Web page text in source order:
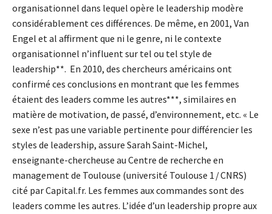
organisationnel dans lequel opère le leadership modère
considérablement ces différences. De même, en 2001, Van
Engel et al affirment que ni le genre, ni le contexte
organisationnel n’influent sur tel ou tel style de
leadership**. En 2010, des chercheurs américains ont
confirmé ces conclusions en montrant que les femmes
étaient des leaders comme les autres***, similaires en
matière de motivation, de passé, d’environnement, etc. « Le
sexe n’est pas une variable per­ti­nente pour différencier les
styles de lea­dership, assure Sarah Saint-Michel,
enseignante-chercheuse au Centre de re­cherche en
management de Toulouse (université Toulouse 1 / CNRS)
cité par Capital.fr. Les fem­mes aux commandes sont des
leaders comme les autres. L’idée d’un leader­ship propre aux